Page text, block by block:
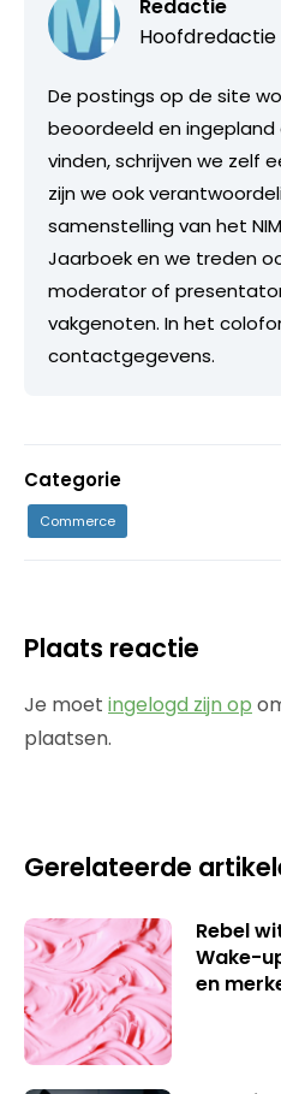
Redactie
Hoofdredactie
De postings op de site
beoordeeld en ingepland
vinden, schrijven we zelf
zijn we ook
samenstelling van het
Jaarboek en we treden
moderator of
vakgenoten. In het
contactgegevens.
Categorie
Commerce
Plaats reactie
Je moet ingelogd zijn op
plaatsen.
Gerelateerde
Rebel
Wake-
en